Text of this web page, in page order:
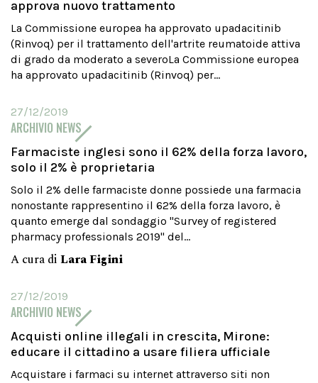
approva nuovo trattamento
La Commissione europea ha approvato upadacitinib
(Rinvoq) per il trattamento dell'artrite reumatoide attiva
di grado da moderato a severoLa Commissione europea
ha approvato upadacitinib (Rinvoq) per...
27/12/2019
ARCHIVIO NEWS
Farmaciste inglesi sono il 62% della forza lavoro,
solo il 2% è proprietaria
Solo il 2% delle farmaciste donne possiede una farmacia
nonostante rappresentino il 62% della forza lavoro, è
quanto emerge dal sondaggio "Survey of registered
pharmacy professionals 2019" del...
A cura di Lara Figini
27/12/2019
ARCHIVIO NEWS
Acquisti online illegali in crescita, Mirone:
educare il cittadino a usare filiera ufficiale
Acquistare i farmaci su internet attraverso siti non